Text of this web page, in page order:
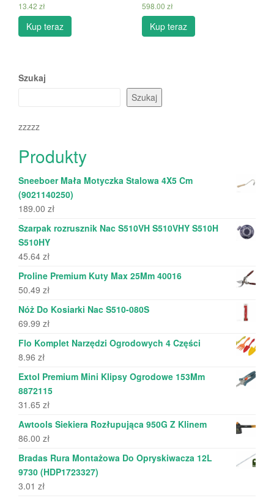
13.42 zł
Kup teraz
598.00 zł
Kup teraz
Szukaj
Szukaj
zzzzz
Produkty
Sneeboer Mała Motyczka Stalowa 4X5 Cm
(9021140250)
189.00 zł
Szarpak rozrusznik Nac S510VH S510VHY S510H
S510HY
45.64 zł
Proline Premium Kuty Max 25Mm 40016
50.49 zł
Nóż Do Kosiarki Nac S510-080S
69.99 zł
Flo Komplet Narzędzi Ogrodowych 4 Części
8.96 zł
Extol Premium Mini Klipsy Ogrodowe 153Mm
8872115
31.65 zł
Awtools Siekiera Rozłupująca 950G Z Klinem
86.00 zł
Bradas Rura Montażowa Do Opryskiwacza 12L
9730 (HDP1723327)
3.01 zł